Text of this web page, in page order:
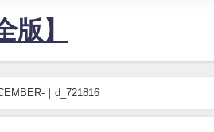
版】
｜d_721816